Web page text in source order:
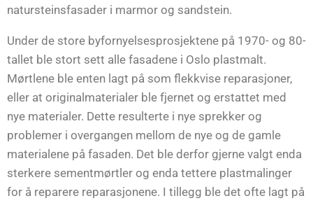
natursteinsfasader i marmor og sandstein.
Under de store byfornyelsesprosjektene på 1970- og 80-
tallet ble stort sett alle fasadene i Oslo plastmalt.
Mørtlene ble enten lagt på som flekkvise reparasjoner,
eller at originalmaterialer ble fjernet og erstattet med
nye materialer. Dette resulterte i nye sprekker og
problemer i overgangen mellom de nye og de gamle
materialene på fasaden. Det ble derfor gjerne valgt enda
sterkere sementmørtler og enda tettere plastmalinger
for å reparere reparasjonene. I tillegg ble det ofte lagt på